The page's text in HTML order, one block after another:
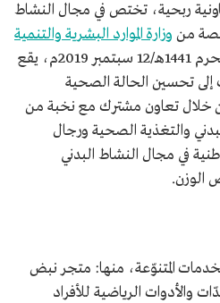
ربحية، تختص في مجال النشاط
من وزارة الموارد البشرية والتنمية
برقم (321) في 13 محرم 1441هـ/12 سبتمبر 2019م، يقع
تحسين الحالة الصحية
من خلال تعاون مشترك مع نخبة من
والتغذية الصحية ورجال
في مجال النشاط البدني
الوزن.
المتنوّعة، منها: متجر نبض
والأدوات الرياضية للأفراد